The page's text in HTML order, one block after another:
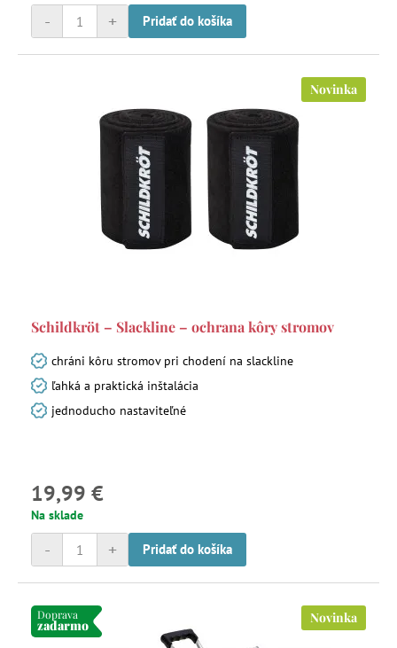
+
- Pridať do košíka
Novinka
Schildkröt – Slackline – ochrana kôry stromov
chráni kôru stromov pri chodení na slackline
ľahká a praktická inštalácia
jednoducho nastaviteľné
19,99 €
Na sklade
+
- Pridať do košíka
Doprava
zadarmo Novinka